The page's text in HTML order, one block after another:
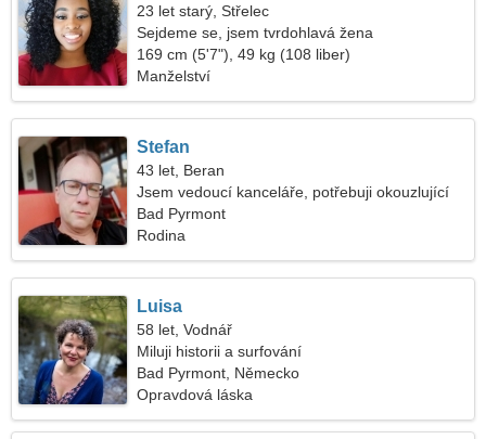
23 let starý, Střelec
Sejdeme se, jsem tvrdohlavá žena
169 cm (5'7"), 49 kg (108 liber)
Manželství
Stefan
43 let, Beran
Jsem vedoucí kanceláře, potřebuji okouzlující
ženu
Bad Pyrmont
Rodina
Luisa
58 let, Vodnář
Miluji historii a surfování
Bad Pyrmont, Německo
Opravdová láska